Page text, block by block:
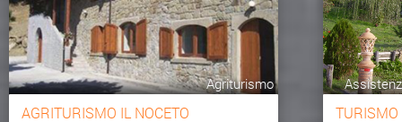
Agriturismo
AGRITURISMO IL NOCETO TURISMO